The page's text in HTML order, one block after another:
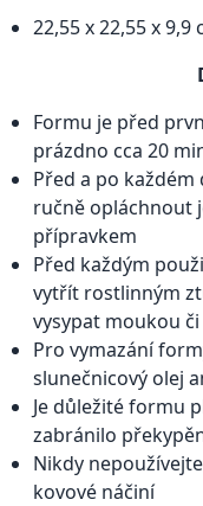
22,55 x 22,55 x 9,9
Formu je před
prázdno cca 20
Před a po
ručně opláchnout
přípravkem
Před každým
vytřít rostlinným
vysypat moukou
Pro vymazání
slunečnicový olej
Je důležité formu
zabránilo
Nikdy
kovové náčiní